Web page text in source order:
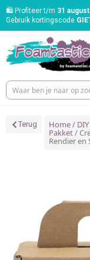
🛍️ Profiteer t/m 31
Gebruik kortingscode
Terug Home/
Pakket/
Rendier en